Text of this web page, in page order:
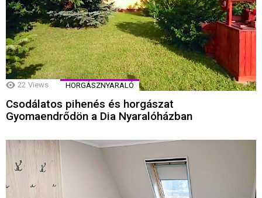
22 Views HORGÁSZNYARALÓ
Csodálatos pihenés és horgászat
Gyomaendrődön a Dia Nyaralóházban